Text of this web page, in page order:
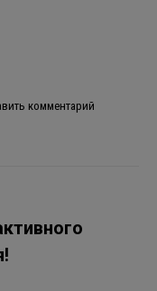
комментарий